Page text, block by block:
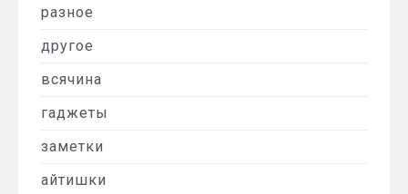
разное
другое
всячина
гаджеты
заметки
айтишки